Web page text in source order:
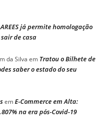
já permite homologação
de casa
da Silva em Tratou o Bilhete de
saber o estado do seu
emE-Commerce em Alta:
na era pós-Covid-19